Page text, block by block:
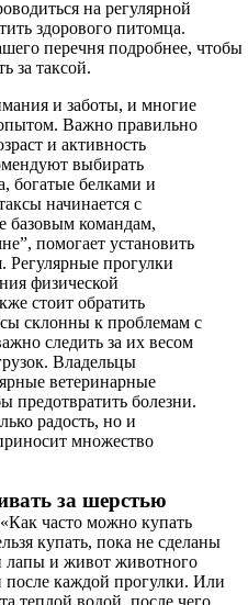
на регулярной
здорового питомца.
перечня подробнее, чтобы
за таксой.
и заботы, и многие
Важно правильно
и активность
выбирать
богатые белками и
начинается с
базовым командам,
помогает установить
Регулярные прогулки
физической
стоит обратить
склонны к проблемам с
следить за их весом
Владельцы
ветеринарные
предотвратить болезни.
радость, но и
множество
за шерстью
часто можно купать
купать, пока не сделаны
лапы и живот животного
каждой прогулки. Или
теплой водой, после чего